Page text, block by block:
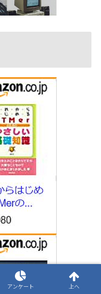
アンケート 上へ